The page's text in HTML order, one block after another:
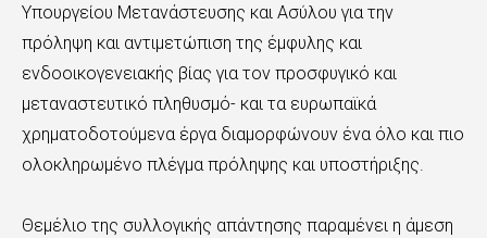
Υπουργείου Μετανάστευσης και Ασύλου για την
πρόληψη και αντιμετώπιση της έμφυλης και
ενδοοικογενειακής βίας για τον προσφυγικό και
μεταναστευτικό πληθυσμό- και τα ευρωπαϊκά
χρηματοδοτούμενα έργα διαμορφώνουν ένα όλο και πιο
ολοκληρωμένο πλέγμα πρόληψης και υποστήριξης.
Θεμέλιο της συλλογικής απάντησης παραμένει η άμεση